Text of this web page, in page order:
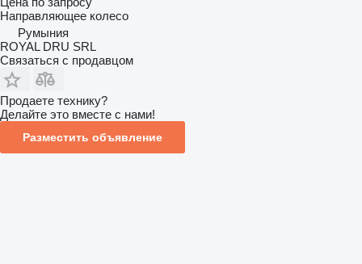
Направляющее колесо
Румыния
ROYAL DRU SRL
Связаться с продавцом
Продаете технику?
Делайте это вместе с нами!
Разместить объявление